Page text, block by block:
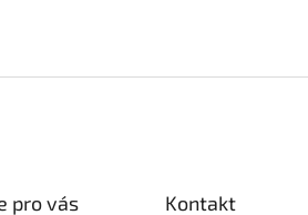
pro vás Kontakt